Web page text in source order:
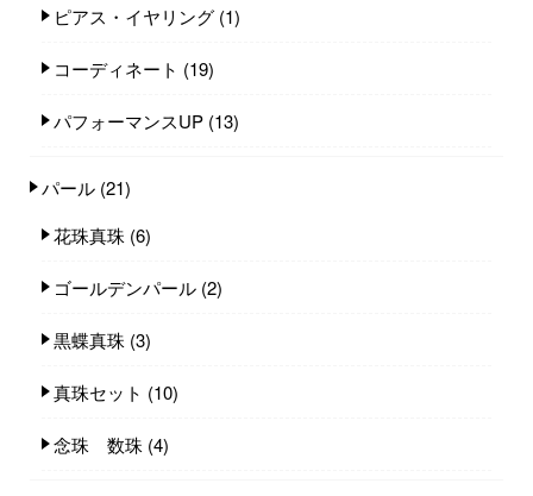
ピアス・イヤリング (1)
コーディネート (19)
パフォーマンスUP (13)
パール (21)
花珠真珠 (6)
ゴールデンパール (2)
黒蝶真珠 (3)
真珠セット (10)
念珠 数珠 (4)